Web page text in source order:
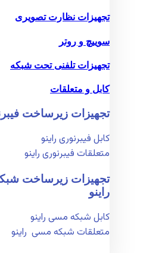
تجهیزات نظارت تصویری
سوییچ و روتر
تجهیزات تلفنی تحت شبکه
کابل و متعلقات
تجهیزات زیر‌ساخت
کابل فیبر‌نوری راینو
متعلقات فیبر‌نوری راینو
تجهیزات زیر‌ساخت
راینو
کابل شبکه مسی راینو
متعلقات شبکه مسی راینو